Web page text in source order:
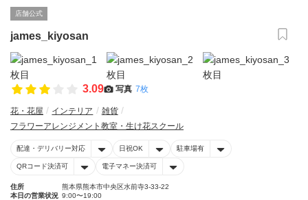
店舗公式
james_kiyosan
3.09 写真 7枚
花・花屋 インテリア
雑貨
フラワーアレンジメント教室・生け花スクール
配達・デリバリー対応 日祝OK 駐車場有
QRコード決済可 電子マネー決済可
住所
熊本県熊本市中央区水前寺3-33-22
本日の営業状況 9:00〜19:00